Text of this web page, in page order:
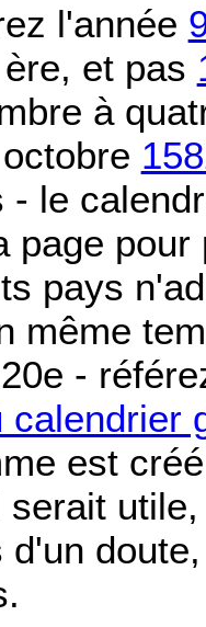
l'année
et pas
à
- le
page pour
pays
même
-
calendrier
est
serait
d'un